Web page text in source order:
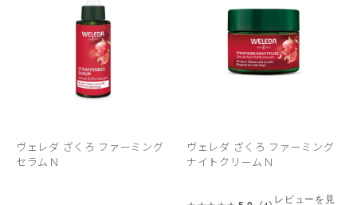
ヴェレダ ざくろ ファーミング
セラムＮ
ヴェレダ ざくろ ファーミング
ナイトクリームＮ
レビューを見